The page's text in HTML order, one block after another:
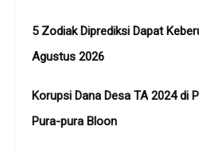
5 Zodiak Diprediksi Dapat
Agustus 2026
Korupsi Dana Desa TA 2024 di
Pura-pura Bloon